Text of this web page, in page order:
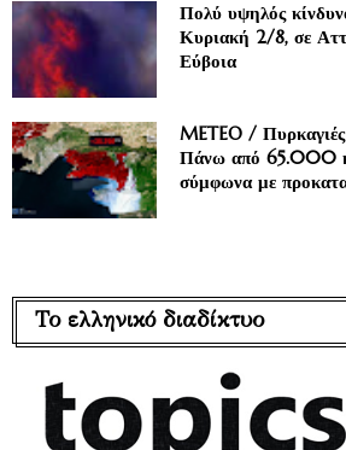
Πολύ υψηλός
Κυριακή 2/8, σε
Εύβοια
METEO /
Πάνω από 65.000
σύμφωνα με
Το ελληνικό διαδίκτυο